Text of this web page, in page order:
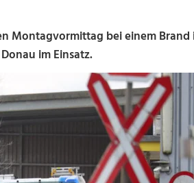
Montagvormittag bei einem Brand
im Einsatz.